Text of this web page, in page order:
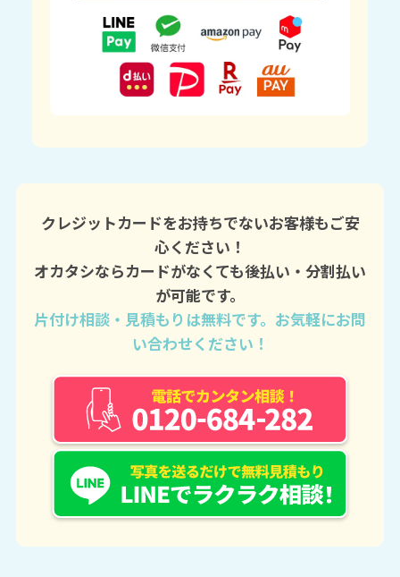
クレジットカードをお持ちでないお客様もご安
心ください！
オカタシならカードがなくても後払い・分割払い
が可能です。
片付け相談・見積もりは無料です。お気軽にお問
い合わせください！